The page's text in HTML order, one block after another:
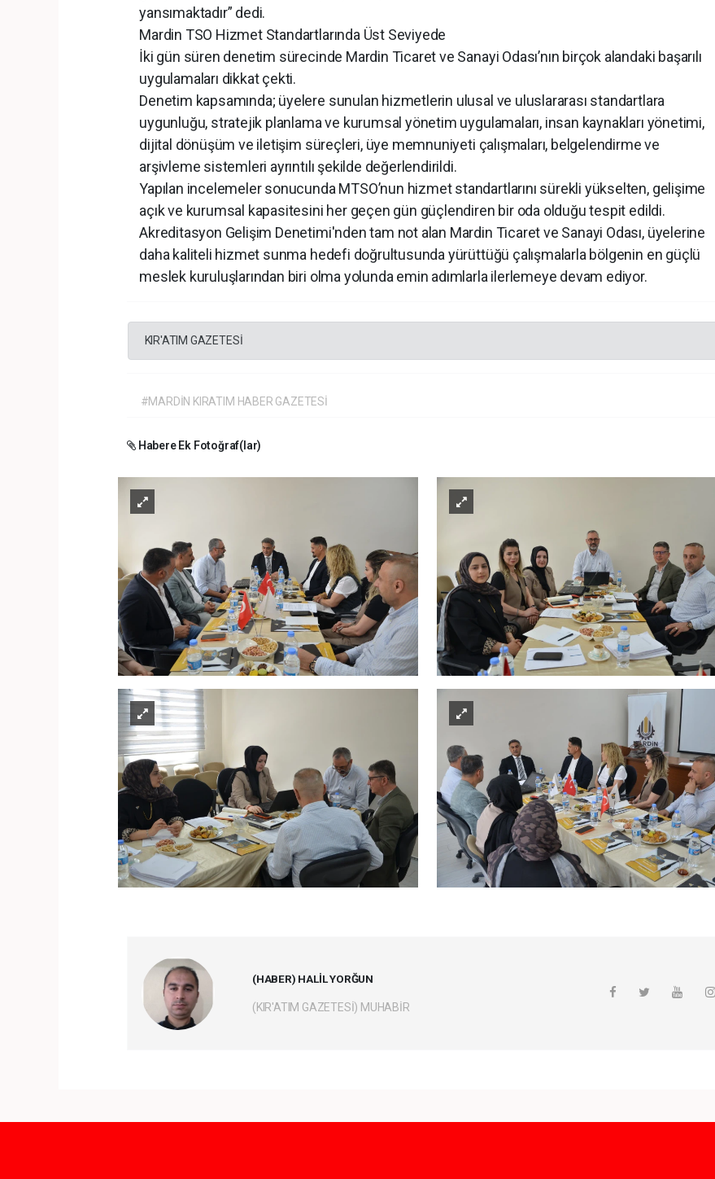
yansımaktadır” dedi.
Mardin TSO Hizmet Standartlarında Üst Seviyede
İki gün süren denetim sürecinde Mardin Ticaret ve Sanayi Odası’nın birçok alandaki başarılı
uygulamaları dikkat çekti.
Denetim kapsamında; üyelere sunulan hizmetlerin ulusal ve uluslararası standartlara
uygunluğu, stratejik planlama ve kurumsal yönetim uygulamaları, insan kaynakları yönetimi,
dijital dönüşüm ve iletişim süreçleri, üye memnuniyeti çalışmaları, belgelendirme ve
arşivleme sistemleri ayrıntılı şekilde değerlendirildi.
Yapılan incelemeler sonucunda MTSO’nun hizmet standartlarını sürekli yükselten, gelişime
açık ve kurumsal kapasitesini her geçen gün güçlendiren bir oda olduğu tespit edildi.
Akreditasyon Gelişim Denetimi'nden tam not alan Mardin Ticaret ve Sanayi Odası, üyelerine
daha kaliteli hizmet sunma hedefi doğrultusunda yürüttüğü çalışmalarla bölgenin en güçlü
meslek kuruluşlarından biri olma yolunda emin adımlarla ilerlemeye devam ediyor.
KIR'ATIM GAZETESİ
#MARDİN KIRATIM HABER GAZETESİ
Habere Ek Fotoğraf(lar)
(HABER) HALİL YORĞUN
(KIR'ATIM GAZETESİ) MUHABİR